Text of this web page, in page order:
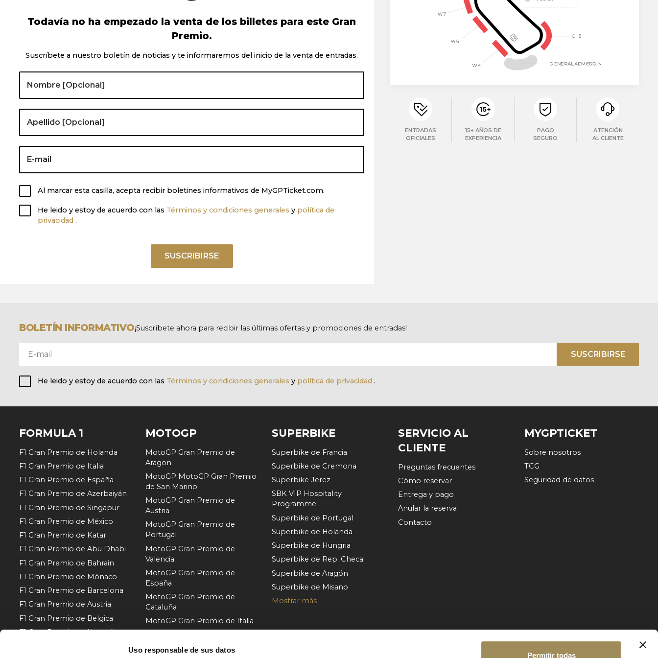
Uso responsable de sus datos
Permitir todas
Todavía no ha empezado la venta de los billetes para este Gran
Premio.
Suscríbete a nuestro boletín de noticias y te informaremos del inicio de la venta de entradas.
Al marcar esta casilla, acepta recibir boletines informativos de MyGPTicket.com.
He leido y estoy de acuerdo con las Términos y condiciones generales y política de
privacidad .
SUSCRIBIRSE
ENTRADAS
OFICIALES
15+ AÑOS DE
EXPERIENCIA
PAGO
SEGURO
ATENCIÓN
AL CLIENTE
BOLETÍN INFORMATIVO¡Suscríbete ahora para recibir las últimas ofertas y promociones de entradas!
SUSCRIBIRSE
He leido y estoy de acuerdo con las Términos y condiciones generales y política de privacidad .
FORMULA 1
F1 Gran Premio de Holanda
F1 Gran Premio de Italia
F1 Gran Premio de España
F1 Gran Premio de Azerbaiyán
F1 Gran Premio de Singapur
F1 Gran Premio de México
F1 Gran Premio de Katar
F1 Gran Premio de Abu Dhabi
F1 Gran Premio de Bahrain
F1 Gran Premio de Mónaco
F1 Gran Premio de Barcelona
F1 Gran Premio de Austria
F1 Gran Premio de Belgica
F1 Gran Premio de Hungría
MOTOGP
MotoGP Gran Premio de
Aragon
MotoGP MotoGP Gran Premio
de San Marino
MotoGP Gran Premio de
Austria
MotoGP Gran Premio de
Portugal
MotoGP Gran Premio de
Valencia
MotoGP Gran Premio de
España
MotoGP Gran Premio de
Cataluña
MotoGP Gran Premio de Italia
SUPERBIKE
Superbike de Francia
Superbike de Cremona
Superbike Jerez
SBK VIP Hospitality
Programme
Superbike de Portugal
Superbike de Holanda
Superbike de Hungria
Superbike de Rep. Checa
Superbike de Aragón
Superbike de Misano
Mostrar más
SERVICIO AL
CLIENTE
Preguntas frecuentes
Cómo reservar
Entrega y pago
Anular la reserva
Contacto
MYGPTICKET
Sobre nosotros
TCG
Seguridad de datos